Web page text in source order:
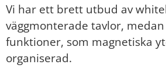
Vi har ett brett utbud av
väggmonterade tavlor,
funktioner, som magnetiska
organiserad.